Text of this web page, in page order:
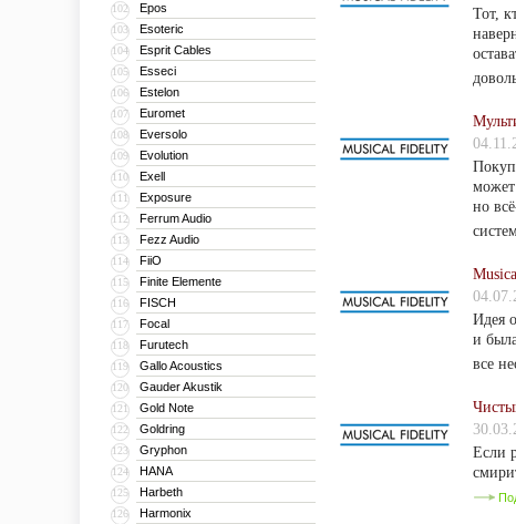
102 Epos
103 Esoteric
104 Esprit Cables
105 Esseci
106 Estelon
107 Euromet
108 Eversolo
109 Evolution
110 Exell
111 Exposure
112 Ferrum Audio
113 Fezz Audio
114 FiiO
115 Finite Elemente
116 FISCH
117 Focal
118 Furutech
119 Gallo Acoustics
120 Gauder Akustik
121 Gold Note
122 Goldring
123 Gryphon
124 HANA
125 Harbeth
126 Harmonix
Тот,
но
Идея
и
все
Если